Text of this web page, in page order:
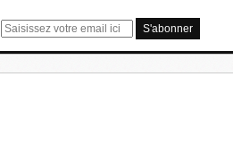
E